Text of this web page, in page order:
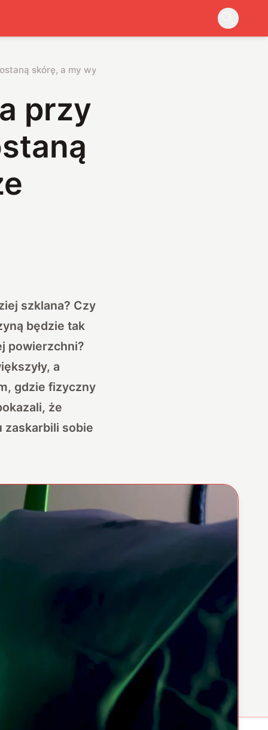
skórę, a my wyświetlacze rodem z filmów
przy
szklana? Czy
będzie tak
powierzchni?
a
gdzie fizyczny
że
zaskarbili sobie